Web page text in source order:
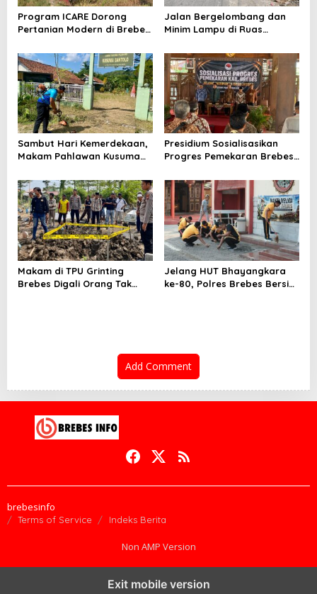
Program ICARE Dorong
Pertanian Modern di Brebes,
Tembus 10,2 Ton per Hektare
Jalan Bergelombang dan
Minim Lampu di Ruas
Telan Korban, Innova
Hantam Pohon di
Bantarkawung
Sambut Hari Kemerdekaan,
Makam Pahlawan Kusuma
Dibersihkan
Presidium Sosialisasikan
Progres Pemekaran Brebes
Pansus DPRD Jateng Jadi
Tahap Berikutnya
Makam di TPU Grinting
Brebes Digali Orang Tak
Jelang HUT Bhayangkara
ke-80, Polres Brebes Bersih-
Add Comment
brebesinfo
Terms of Service Indeks Berita
Non AMP Version
Exit mobile version